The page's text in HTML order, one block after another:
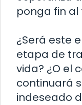
ponga fin
¿Será este
etapa de
vida? ¿O el
continuará
indeseado